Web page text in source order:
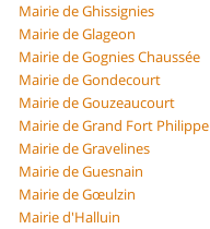
Mairie de Ghissignies
Mairie de Glageon
Mairie de Gognies Chaussée
Mairie de Gondecourt
Mairie de Gouzeaucourt
Mairie de Grand Fort Philippe
Mairie de Gravelines
Mairie de Guesnain
Mairie de Gœulzin
Mairie d'Halluin